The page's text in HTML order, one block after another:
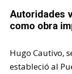
Autoridades
como obra
Hugo Cautivo,
estableció al